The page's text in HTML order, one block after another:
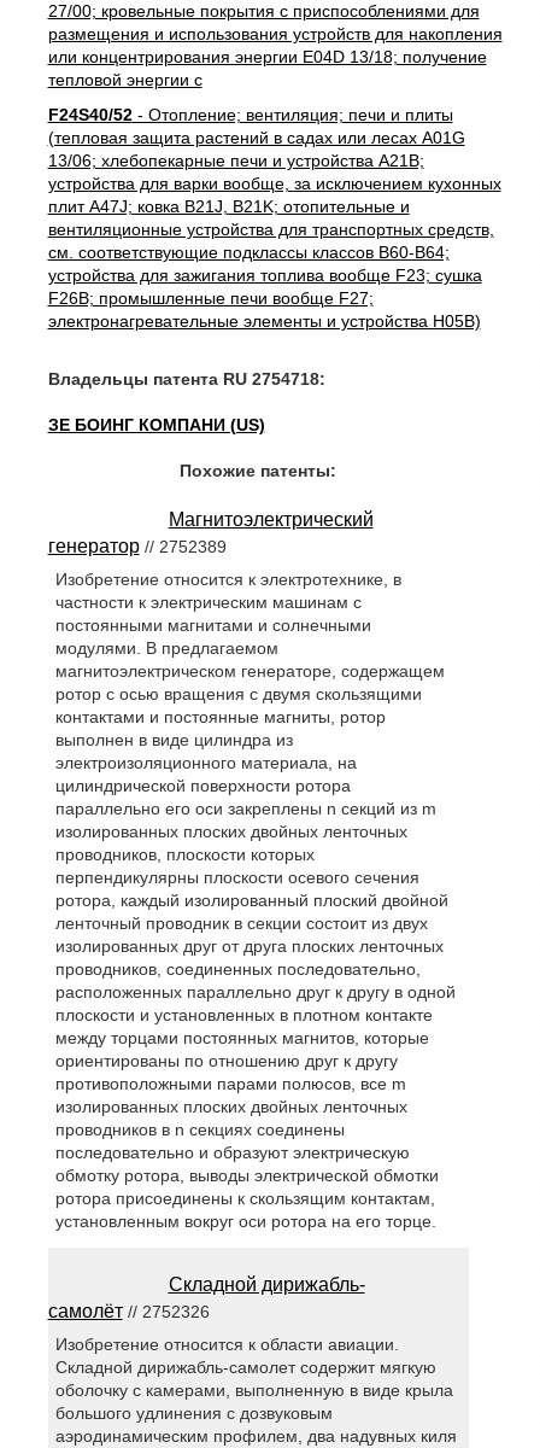
27/00; кровельные покрытия с приспособлениями для
размещения и использования устройств для накопления
или концентрирования энергии E04D 13/18; получение
тепловой энергии с
F24S40/52- Отопление; вентиляция; печи и плиты
(тепловая защита растений в садах или лесах A01G
13/06; хлебопекарные печи и устройства A21B;
устройства для варки вообще, за исключением кухонных
плит A47J; ковка B21J, B21K; отопительные и
вентиляционные устройства для транспортных средств,
см. соответствующие подклассы классов B60-B64;
устройства для зажигания топлива вообще F23; сушка
F26B; промышленные печи вообще F27;
электронагревательные элементы и устройства H05B)
Владельцы патента RU 2754718:
ЗЕ БОИНГ КОМПАНИ (US)
Похожие патенты:
Магнитоэлектрический
генератор// 2752389
Изобретение относится к электротехнике, в
частности к электрическим машинам с
постоянными магнитами и солнечными
модулями. В предлагаемом
магнитоэлектрическом генераторе, содержащем
ротор с осью вращения с двумя скользящими
контактами и постоянные магниты, ротор
выполнен в виде цилиндра из
электроизоляционного материала, на
цилиндрической поверхности ротора
параллельно его оси закреплены n секций из m
изолированных плоских двойных ленточных
проводников, плоскости которых
перпендикулярны плоскости осевого сечения
ротора, каждый изолированный плоский двойной
ленточный проводник в секции состоит из двух
изолированных друг от друга плоских ленточных
проводников, соединенных последовательно,
расположенных параллельно друг к другу в одной
плоскости и установленных в плотном контакте
между торцами постоянных магнитов, которые
ориентированы по отношению друг к другу
противоположными парами полюсов, все m
изолированных плоских двойных ленточных
проводников в n секциях соединены
последовательно и образуют электрическую
обмотку ротора, выводы электрической обмотки
ротора присоединены к скользящим контактам,
установленным вокруг оси ротора на его торце.
Складной дирижабль-
самолёт// 2752326
Изобретение относится к области авиации.
Складной дирижабль-самолет содержит мягкую
оболочку с камерами, выполненную в виде крыла
большого удлинения с дозвуковым
аэродинамическим профилем, два надувных киля